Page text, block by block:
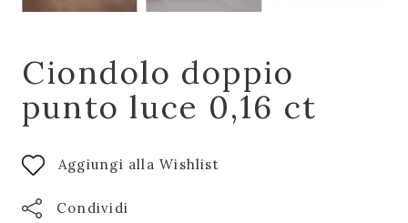
Ciondolo doppio
punto luce 0,16 ct
Aggiungi alla Wishlist
Condividi